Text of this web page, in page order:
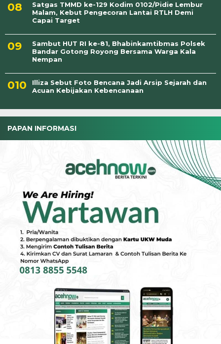
Satgas TMMD ke-129 Kodim 0102/Pidie Lembur
Malam, Kebut Pengecoran Lantai RTLH Demi
Capai Target
Sambut HUT RI ke-81, Bhabinkamtibmas Polsek
Bandar Gotong Royong Bersama Warga Kala
Nempan
Illiza Sebut Foto Bencana Jadi Arsip Sejarah dan
Acuan Kebijakan Kebencanaan
PAPAN INFORMASI